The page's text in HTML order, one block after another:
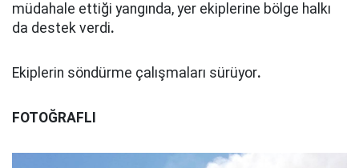
müdahale ettiği yangında, yer ekiplerine bölge halkı
da destek verdi.
Ekiplerin söndürme çalışmaları sürüyor.
FOTOĞRAFLI